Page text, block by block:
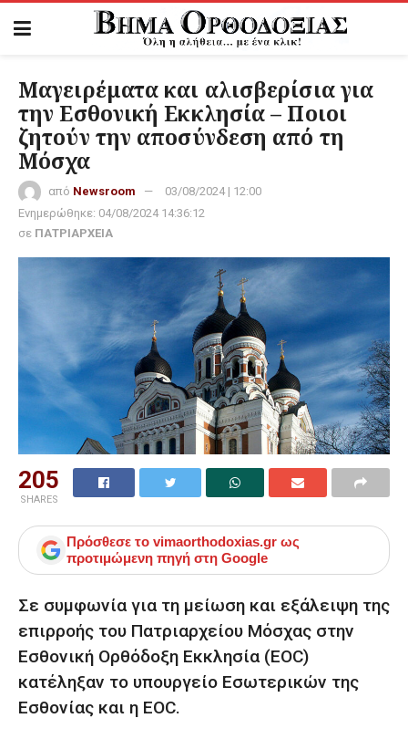
Μαγειρέματα και αλισβερίσια για
την Εσθονική Εκκλησία – Ποιοι
ζητούν την αποσύνδεση από τη
Μόσχα
από Newsroom
03/08/2024 | 12:00
Ενημερώθηκε: 04/08/2024 14:36:12
σε ΠΑΤΡΙΑΡΧΕΙΑ
205
SHARES
Πρόσθεσε το vimaorthodoxias.gr ως
προτιμώμενη πηγή στη Google
Σε συμφωνία για τη μείωση και εξάλειψη της
επιρροής του Πατριαρχείου Μόσχας στην
Εσθονική Ορθόδοξη Εκκλησία (EOC)
κατέληξαν το υπουργείο Εσωτερικών της
Εσθονίας και η EOC.